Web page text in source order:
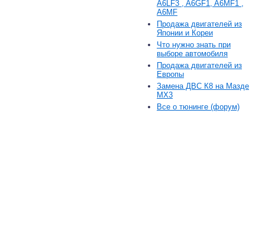
A6LF3 , A6GF1, A6MF1 ,
A6MF
Продажа двигателей из
Японии и Кореи
Что нужно знать при
выборе автомобиля
Продажа двигателей из
Европы
Замена ДВС К8 на Мазде
MX3
Все о тюнинге (форум)